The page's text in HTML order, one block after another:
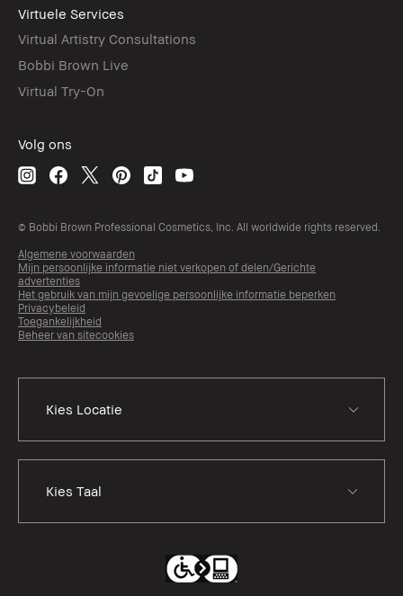
Virtuele Services
Virtual Artistry Consultations
Bobbi Brown Live
Virtual Try-On
Volg ons
Kies Taal
© Bobbi Brown Professional Cosmetics, Inc. All worldwide rights reserved.
Algemene voorwaarden
Mijn persoonlijke informatie niet verkopen of delen/Gerichte
advertenties
Het gebruik van mijn gevoelige persoonlijke informatie beperken
Privacybeleid
Toegankelijkheid
Beheer van sitecookies